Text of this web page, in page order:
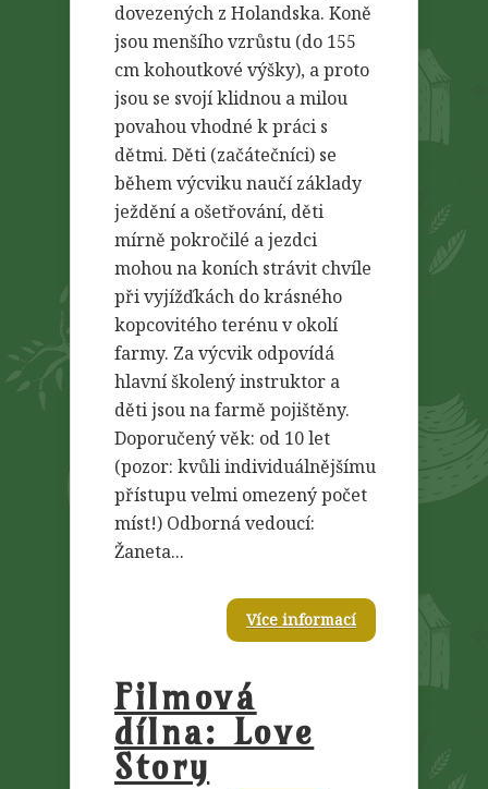
dovezených z Holandska. Koně
jsou menšího vzrůstu (do 155
cm kohoutkové výšky), a proto
jsou se svojí klidnou a milou
povahou vhodné k práci s
dětmi. Děti (začátečníci) se
během výcviku naučí základy
ježdění a ošetřování, děti
mírně pokročilé a jezdci
mohou na koních strávit chvíle
při vyjížďkách do krásného
kopcovitého terénu v okolí
farmy. Za výcvik odpovídá
hlavní školený instruktor a
děti jsou na farmě pojištěny.
Doporučený věk: od 10 let
(pozor: kvůli individuálnějšímu
přístupu velmi omezený počet
míst!) Odborná vedoucí:
Žaneta...
Více informací
Filmová
dílna: Love
Story